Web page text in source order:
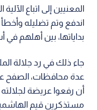
المعنيين إلى اتباع
اندفع وتم تضليله وأخطأ
بداياتها، بين أهلهم
جاء ذلك في رد جلالة
عدة محافظات، الصفح عن
أن رفعوا عريضة
مستذكرين قيم